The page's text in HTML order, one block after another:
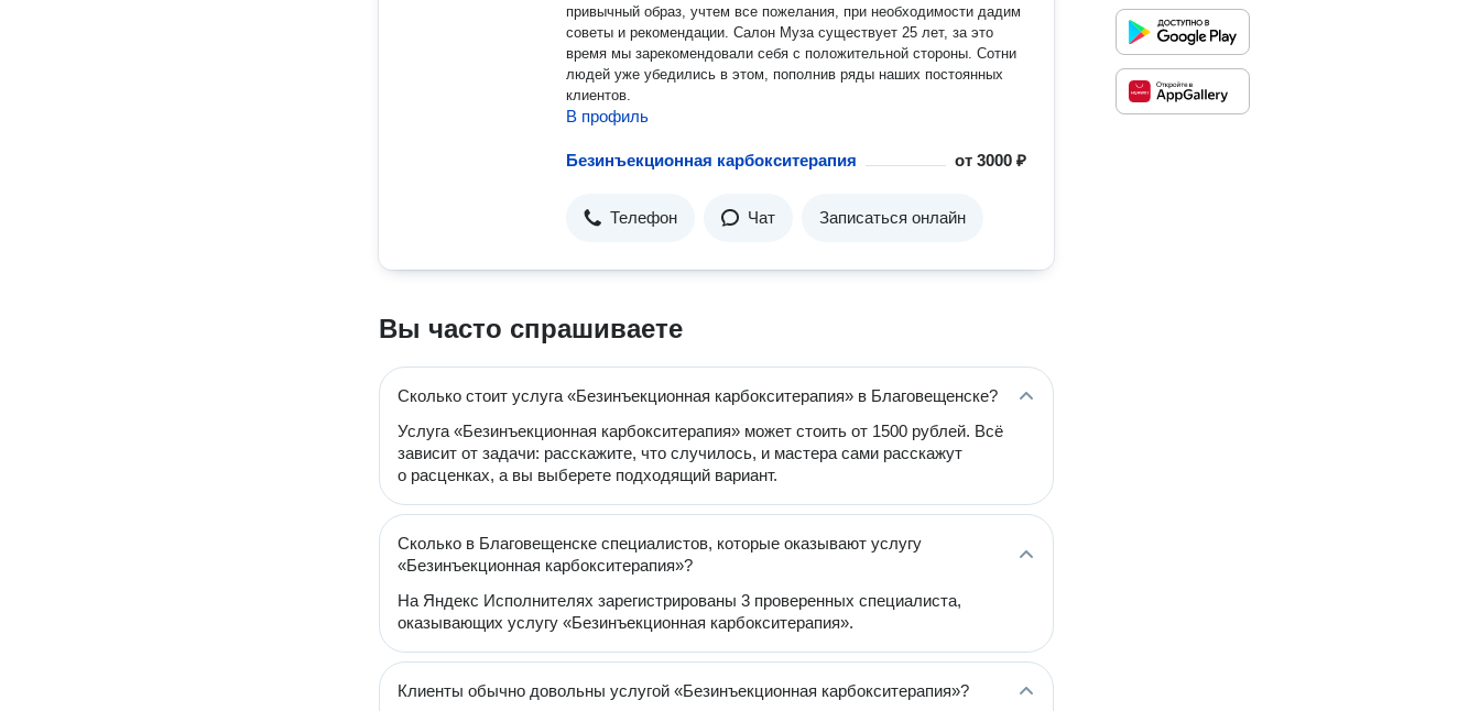
привычный образ, учтем все пожелания, при необходимости дадим
советы и рекомендации. Салон Муза существует 25 лет, за это
время мы зарекомендовали себя с положительной стороны. Сотни
людей уже убедились в этом, пополнив ряды наших постоянных
клиентов.
В профиль
Безинъекционная карбокситерапия от3000 ₽
Телефон Чат Записаться онлайн
Вы часто спрашиваете
Сколько стоит услуга «Безинъекционная карбокситерапия» в Благовещенске?
Услуга «Безинъекционная карбокситерапия» может стоить от 1500 рублей. Всё
зависит от задачи: расскажите, что случилось, и мастера сами расскажут
о расценках, а вы выберете подходящий вариант.
Сколько в Благовещенске специалистов, которые оказывают услугу
«Безинъекционная карбокситерапия»?
На Яндекс Исполнителях зарегистрированы 3 проверенных специалиста,
оказывающих услугу «Безинъекционная карбокситерапия».
Клиенты обычно довольны услугой «Безинъекционная карбокситерапия»?